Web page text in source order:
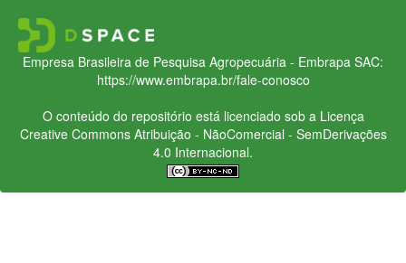
Empresa Brasileira de Pesquisa Agropecuária - Embrapa SAC:
https://www.embrapa.br/fale-conosco
O conteúdo do repositório está licenciado sob a Licença
Creative CommonsAtribuição - NãoComercial - SemDerivações
4.0 Internacional.